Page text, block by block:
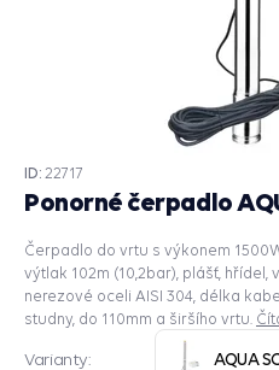
Ponorné čerpadlo
ID: 22717
Čerpadlo do vrtu s výkonem
výtlak 102m (10,2bar), plášť,
nerezové oceli AISI 304, délka
studny, do 110mm a širšího vrtu.
Varianty: AQUA